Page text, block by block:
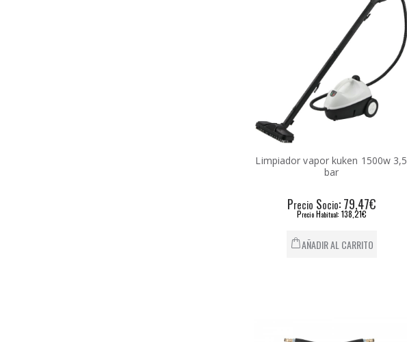
Limpiador vapor kuken 1500w 3,5
bar
Precio Socio: 79,47€
PrecioHabitual: 138,21€
AÑADIR AL CARRITO